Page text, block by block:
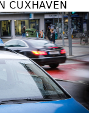
CUXHAVEN